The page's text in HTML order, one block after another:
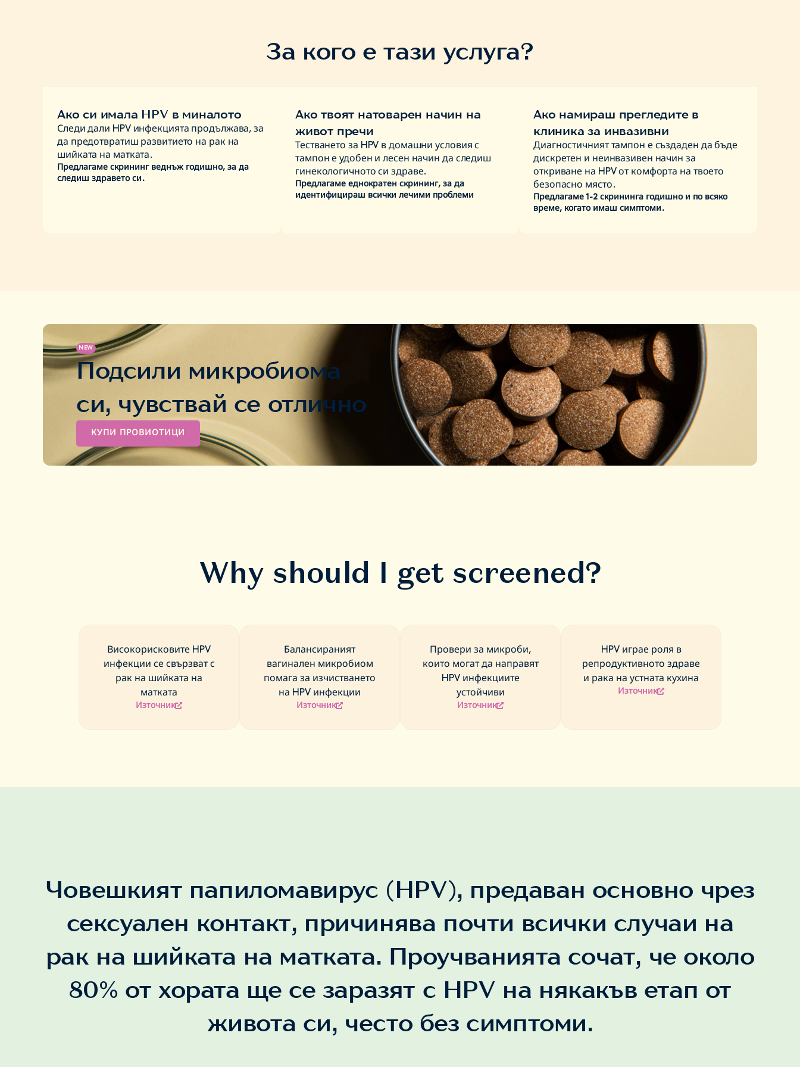
ходиш на редовните си профилактични прегледи и
цитонамазка при гинеколог. Цитонамазката взема клетки
Ако получиш положителен резултат при нашия скрининг, имай
предвид, че човешкият папилома вирус (HPV) е изключително
често срещан и това не означава, че имаш рак. Важно е да
отидеш на следващия си профилактичен преглед с
цитонамазка, за да се провери дали инфекцията е довела до
клетъчни промени.
За кого е тази услуга?
Ако си имала HPV в миналото
Следи дали HPV инфекцията продължава, за
да предотвратиш развитието на рак на
шийката на матката.
Предлагаме скрининг веднъж годишно, за да
следиш здравето си.
Ако твоят натоварен начин на
живот пречи
Тестването за HPV в домашни условия с
тампон е удобен и лесен начин да следиш
гинекологичното си здраве.
Предлагаме еднократен скрининг, за да
идентифицираш всички лечими проблеми
Ако намираш прегледите в
клиника за инвазивни
Диагностичният тампон е създаден да бъде
дискретен и неинвазивен начин за
откриване на HPV от комфорта на твоето
безопасно място.
Предлагаме 1-2 скрининга годишно и по всяко
време, когато имаш симптоми.
NEW
Подсили микробиома
си, чувствай се отлично
КУПИ ПРОВИОТИЦИ
Why should I get screened?
Високорисковите HPV
инфекции се свързват с
рак на шийката на
матката
Източник
Балансираният
вагинален микробиом
помага за изчистването
на HPV инфекции
Източник
Провери за микроби,
които могат да направят
HPV инфекциите
устойчиви
Източник
HPV играе роля в
репродуктивното здраве
и рака на устната кухина
Източник
Човешкият папиломавирус (HPV), предаван основно чрез
сексуален контакт, причинява почти всички случаи на
рак на шийката на матката. Проучванията сочат, че около
80% от хората ще се заразят с HPV на някакъв етап от
живота си, често без симптоми.